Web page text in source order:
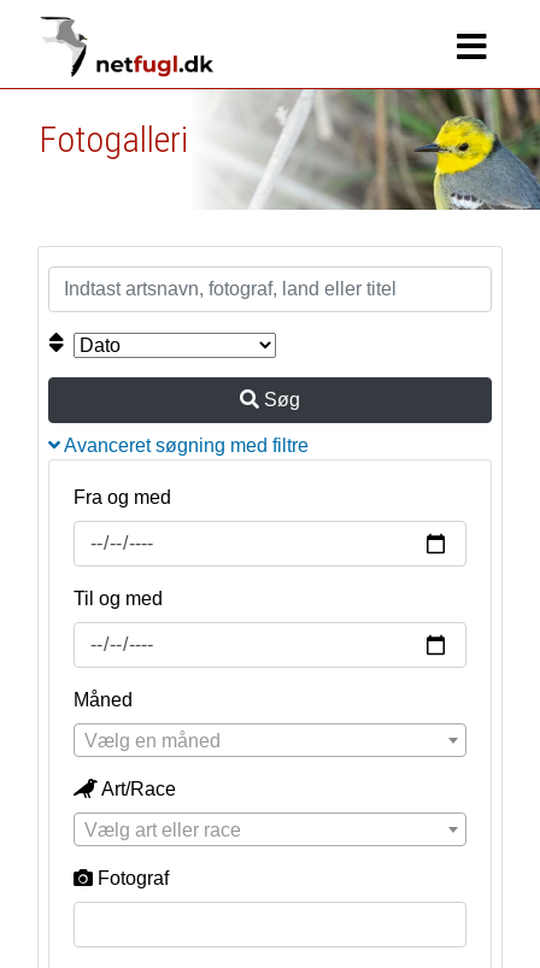
Fotogalleri
Søg
Avanceret søgning med filtre
Fra og med
Til og med
Måned
Vælg en måned
Art/Race
Vælg art eller race
Fotograf